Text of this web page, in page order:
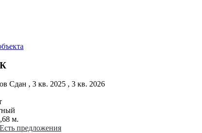
Сдан , 3 кв. 2025 , 3 кв. 2026
м.
Есть предложения